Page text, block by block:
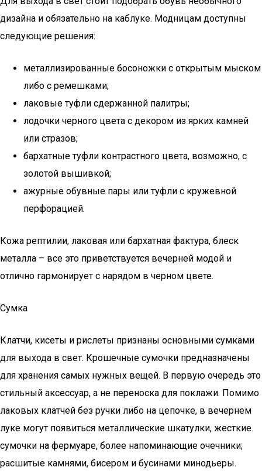
дизайна и обязательно на каблуке. Модницам доступны
следующие решения:
металлизированные босоножки с открытым мыском
либо с ремешками;
лаковые туфли сдержанной палитры;
лодочки черного цвета с декором из ярких камней
или стразов;
бархатные туфли контрастного цвета, возможно, с
золотой вышивкой;
ажурные обувные пары или туфли с кружевной
перфорацией.
Кожа рептилии, лаковая или бархатная фактура, блеск
металла – все это приветствуется вечерней модой и
отлично гармонирует с нарядом в черном цвете.
Сумка
Клатчи, кисеты и рислеты признаны основными сумками
для выхода в свет. Крошечные сумочки предназначены
для хранения самых нужных вещей. В первую очередь это
стильный аксессуар, а не переноска для поклажи. Помимо
лаковых клатчей без ручки либо на цепочке, в вечернем
луке могут появиться металлические шкатулки, жесткие
сумочки на фермуаре, более напоминающие очечники;
расшитые камнями, бисером и бусинами минодьеры.